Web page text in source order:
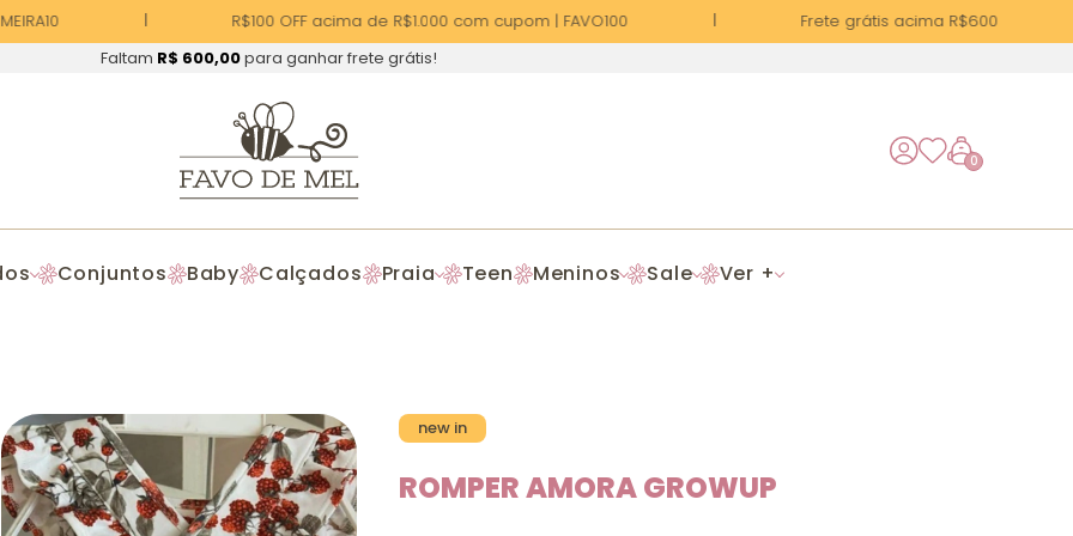
R$100 OFF acima de R$1.000 com cupom | FAVO100
Frete grátis acima R$600
Faltam R$ 600,00para ganhar frete grátis!
0
Conjuntos Baby Calçados Praia Teen Meninos Sale Ver +
new in
ROMPER AMORA GROWUP